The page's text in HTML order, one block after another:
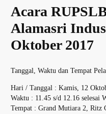
Acara
Alamasri
Oktober 2017
Tanggal, Waktu dan Tempat
Hari / Tanggal : Kamis, 12
Waktu : 11.45 s/d 12.16 selesai
Tempat : Grand Mutiara 2, Ritz